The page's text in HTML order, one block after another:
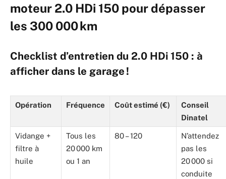
moteur 2.0 HDi 150 pour dépasser
les 300 000 km
Checklist d’entretien du 2.0 HDi 150 : à
afficher dans le garage !
Opération Fréquence Coût estimé (€)
Conseil
Dinatel
Vidange +
filtre à
huile
Tous les
20 000 km
ou 1 an
80 – 120
N’attendez
pas les
20 000 si
conduite